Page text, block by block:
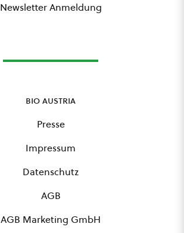
Newsletter Anmeldung
bio austria
Presse
Impressum
Datenschutz
AGB
AGB Marketing GmbH